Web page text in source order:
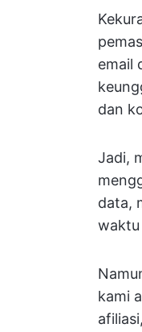
email
dan
Jadi,
data,
waktu
kami